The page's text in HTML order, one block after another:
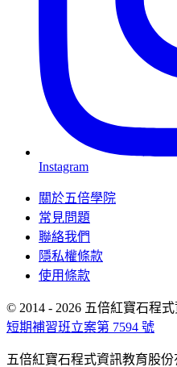
Instagram
關於五倍學院
常見問題
聯絡我們
隱私權條款
使用條款
© 2014 - 2026 五倍紅寶石程
短期補習班立案第 7594 號
五倍紅寶石程式資訊教育股